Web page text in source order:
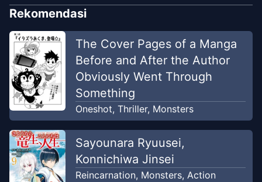
Tenseiscans Group
2021
Chapter35 - Kesempatan Untuk
Berpetualang
Tenseiscans Group
Feb 6,
2021
Chapter34 -Patung Pahlawan
Tenseiscans Group
Feb 5, 2021
Chapter33 -Kakek Voll
Tenseiscans Group
Rekomendasi
The Cover Pages of a Manga
Before and After the Author
Obviously Went Through
Something
Oneshot, Thriller, Monsters
Sayounara Ryuusei,
Konnichiwa Jinsei
Reincarnation, Monsters, Action